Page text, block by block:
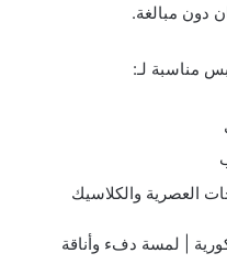
دون مبالغة.
مناسبة لـ:
العصرية والكلاسيك
| لمسة دفء وأناقة